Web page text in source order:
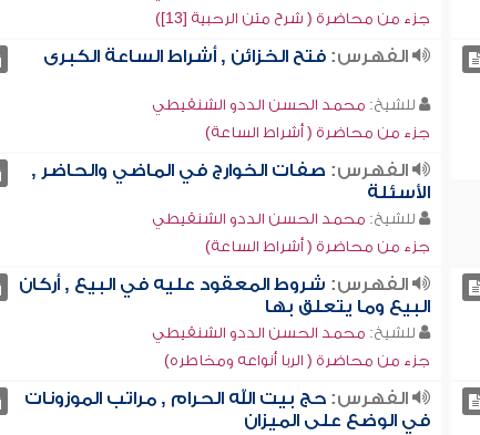
جزء من محاضرة ( شرح متن الرحبية [13])
الفهرس: فتح الخزائن , أشراط الساعة الكبرى
للشيخ: محمد الحسن الددو الشنقيطي
جزء من محاضرة ( أشراط الساعة)
الفهرس: صفات الخوارج في الماضي والحاضر ,
الأسئلة
للشيخ: محمد الحسن الددو الشنقيطي
جزء من محاضرة ( أشراط الساعة)
الفهرس: شروط المعقود عليه في البيع , أركان
البيع وما يتعلق بها
للشيخ: محمد الحسن الددو الشنقيطي
جزء من محاضرة ( الربا أنواعه ومخاطره)
الفهرس: حج بيت الله الحرام , مراتب الموزونات
في الوضع على الميزان